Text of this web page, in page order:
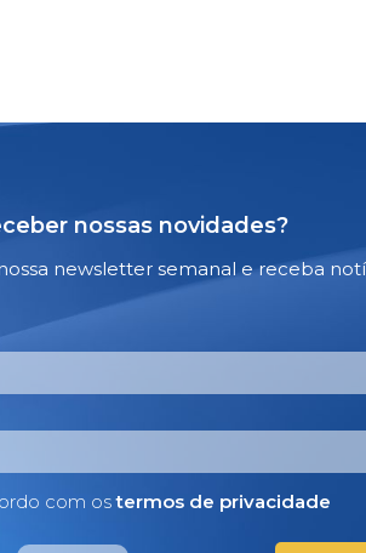
nossas novidades?
newsletter semanal e receba
com ostermos de privacidade